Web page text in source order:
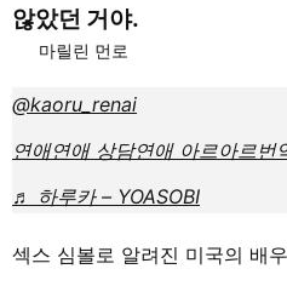
않았던 거야.
마릴린 먼로
@kaoru_renai
연애연애 상담연애 아르아르번
♬ 하루카 – YOASOBI
섹스 심볼로 알려진 미국의 배